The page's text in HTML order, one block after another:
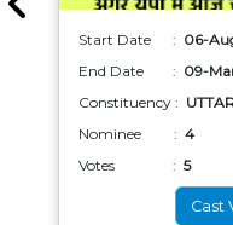
Start Date : 06-
End Date : 09-
Constituency :
Nominee : 4
Votes : 5
Cast